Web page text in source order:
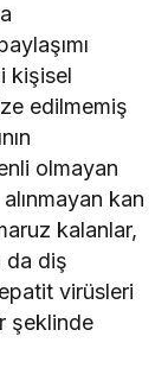
kişisel
edilmemiş
olmayan
kan
kalanlar,
da diş
virüsleri
şeklinde